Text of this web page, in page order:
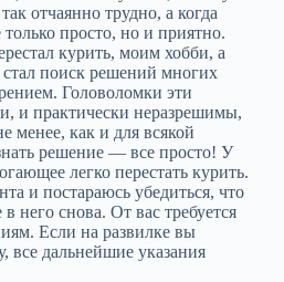
отчаянно трудно, а когда
только просто, но и приятно.
курить, моим хобби, а
поиск решений многих
Головоломки эти
и практически неразрешимы,
менее, как и для всякой
решение — все просто! У
легко перестать курить.
и постараюсь убедиться, что
него снова. От вас требуется
Если на развилке вы
все дальнейшие указания